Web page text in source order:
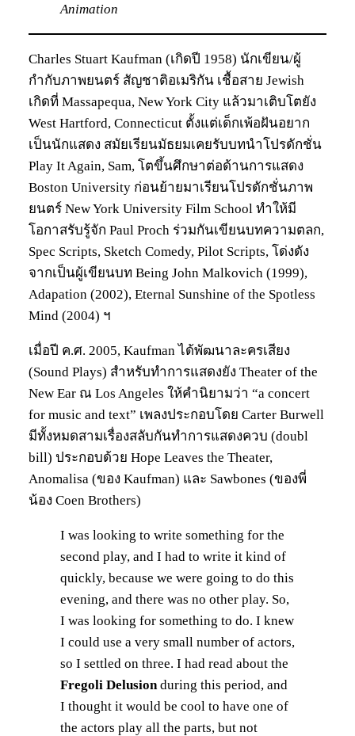
Animation
Charles Stuart Kaufman (เกิดปี 1958) นักเขียน/ผู้
กำกับภาพยนตร์ สัญชาติอเมริกัน เชื้อสาย Jewish
เกิดที่ Massapequa, New York City แล้วมาเติบโตยัง
West Hartford, Connecticut ตั้งแต่เด็กเพ้อฝันอยาก
เป็นนักแสดง สมัยเรียนมัธยมเคยรับบทนำโปรดักชั่น
Play It Again, Sam, โตขึ้นศึกษาต่อด้านการแสดง
Boston University ก่อนย้ายมาเรียนโปรดักชั่นภาพ
ยนตร์ New York University Film School ทำให้มี
โอกาสรับรู้จัก Paul Proch ร่วมกันเขียนบทความตลก,
Spec Scripts, Sketch Comedy, Pilot Scripts, โด่งดัง
จากเป็นผู้เขียนบท Being John Malkovich (1999),
Adapation (2002), Eternal Sunshine of the Spotless
Mind (2004) ฯ
เมื่อปี ค.ศ. 2005, Kaufman ได้พัฒนาละครเสียง
(Sound Plays) สำหรับทำการแสดงยัง Theater of the
New Ear ณ Los Angeles ให้คำนิยามว่า “a concert
for music and text” เพลงประกอบโดย Carter Burwell
มีทั้งหมดสามเรื่องสลับกันทำการแสดงควบ (doubl
bill) ประกอบด้วย Hope Leaves the Theater,
Anomalisa (ของ Kaufman) และ Sawbones (ของพี่
น้อง Coen Brothers)
I was looking to write something for the
second play, and I had to write it kind of
quickly, because we were going to do this
evening, and there was no other play. So,
I was looking for something to do. I knew
I could use a very small number of actors,
so I settled on three. I had read about the
Fregoli Delusion during this period, and
I thought it would be cool to have one of
the actors play all the parts, but not